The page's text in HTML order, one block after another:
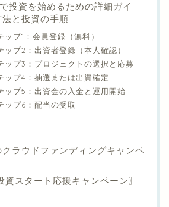
投資を始めるための詳細ガイ
法と投資の手順
ップ1：会員登録（無料）
ップ2：出資者登録（本人確認）
ップ3：プロジェクトの選択と応募
ップ4：抽選または出資確定
ップ5：出資金の入金と運用開始
ップ6：配当の受取
ラウドファンディングキャンペ
資スタート応援キャンペーン〗